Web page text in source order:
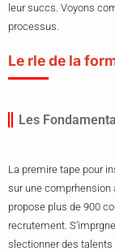
leur succs. Voyons
processus.
Le rle de la
Les
La premire tape pour
sur une comprhension
propose plus de 900
recrutement.
slectionner des talents